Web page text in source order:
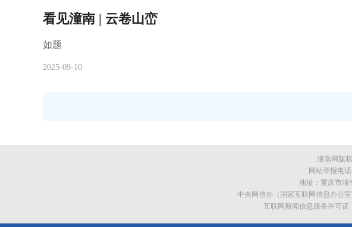
看见潼南 | 云卷山峦
如题
2025-09-10
潼南网版
网站举报电
地址：重庆市潼
中央网信办（国家互联网信息办公
互联网新闻信息服务许可